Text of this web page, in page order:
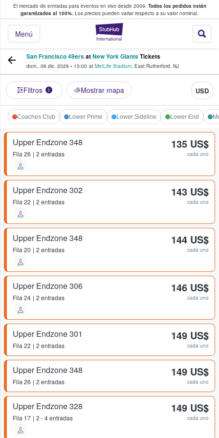
El mercado de entradas para eventos en vivo desde 2009. Todos los pedidos están
garantizados al 100%. Los precios pueden variar respecto a su valor nominal.
StubHub:
Menú
y venta de entradas entre fans
San Francisco 49ersatNew York GiantsTickets
dom., 06 dic. 2026 • 13:00 at MetLife Stadium, East Rutherford, NJ
Filtros 1 Mostrar mapa USD
Coaches Club Lower Prime Lower Sideline Lower End
Upper Endzone 348
Fila 26 2 entradas
135 US$
cada uno
Upper Endzone 302
Fila 22 2 entradas
143 US$
cada uno
Upper Endzone 348
Fila 20 2 entradas
144 US$
cada uno
Upper Endzone 306
Fila 24 2 entradas
146 US$
cada uno
Upper Endzone 301
Fila 22 2 entradas
149 US$
cada uno
Upper Endzone 348
Fila 26 2 entradas
149 US$
cada uno
Upper Endzone 328
Fila 17 2 - 4 entradas
149 US$
cada uno